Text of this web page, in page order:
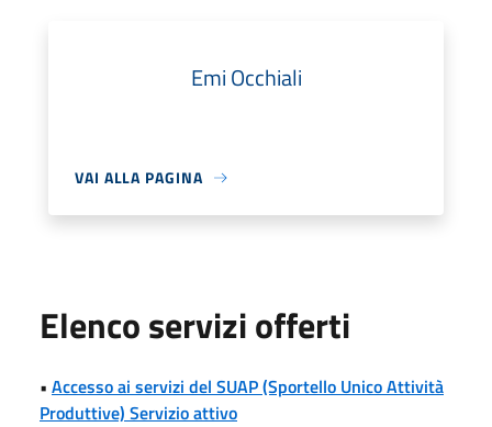
Emi Occhiali
VAI ALLA PAGINA
Elenco servizi offerti
• Accesso ai servizi del SUAP (Sportello Unico Attività
Produttive) Servizio attivo